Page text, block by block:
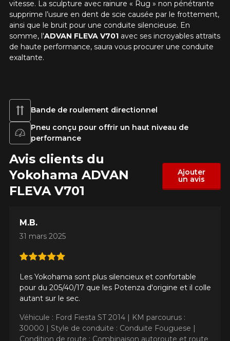
vitesse. La sculpture avec rainure « Rug » non pénétrante
supprime l’usure en dent de scie causée par le frottement,
ainsi que le bruit pour une conduite silencieuse. En
somme, l'ADVAN FLEVA V701avec ses incroyables attraits
de haute performance, saura vous procurer une conduite
exaltante.
Bande de roulement directionnel
Pneu conçu pour offrir un haut niveau de
performance
Avis clients du
Yokohama ADVAN
FLEVA V701
Ajouter
un avis
M.B.
31 mars 2025
Les Yokohama sont plus silencieux et confortable
pour du 205/40/17 que les Potenza d'origine et il colle
autant sur le sec.
Véhicule : Ford Fiesta ST 2014 | KM parcourus :
30000 | Style de conduite : Conduite Fouguese |
Condition de route : Combinaison autoroute et route